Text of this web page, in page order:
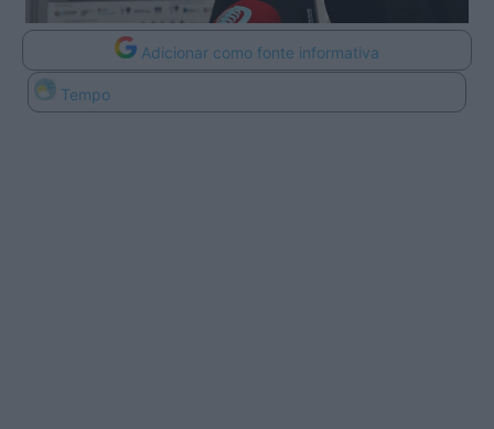
Adicionar como fonte informativa
Tempo